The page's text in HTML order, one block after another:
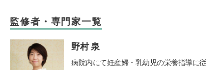
監修者・専門家一覧
野村 泉
病院内にて妊産婦・乳幼児の栄養指導に従